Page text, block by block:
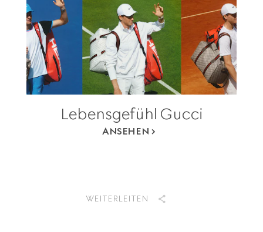
Lebensgefühl Gucci
ANSEHEN
WEITERLEITEN